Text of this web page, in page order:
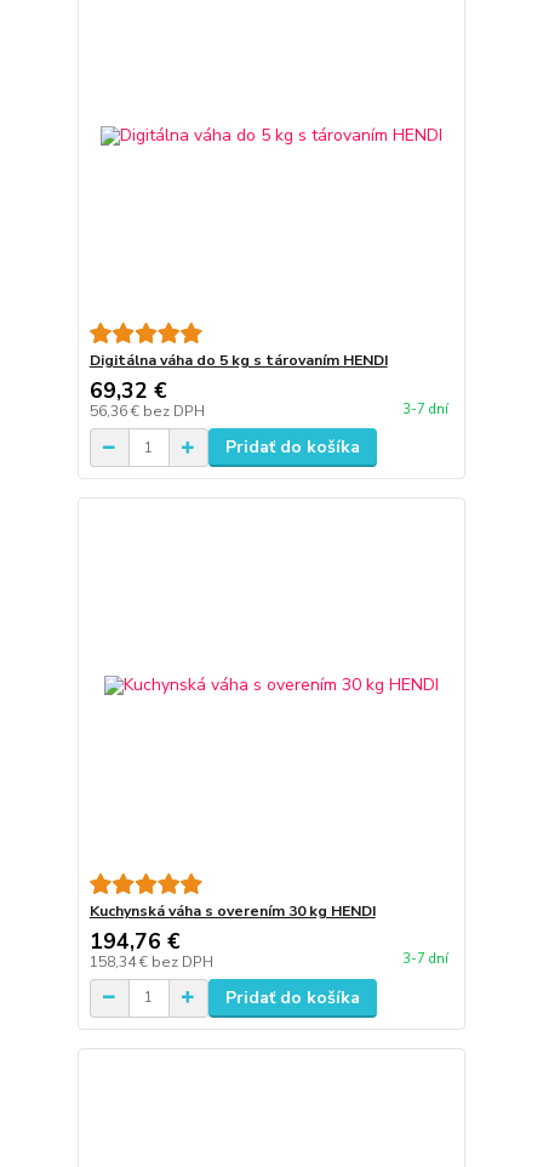
Digitálna váha do 5 kg s tárovaním HENDI
69,32 €
56,36 € bez DPH 3-7 dní
Pridať do košíka
Kuchynská váha s overením 30 kg HENDI
194,76 €
158,34 € bez DPH 3-7 dní
Pridať do košíka